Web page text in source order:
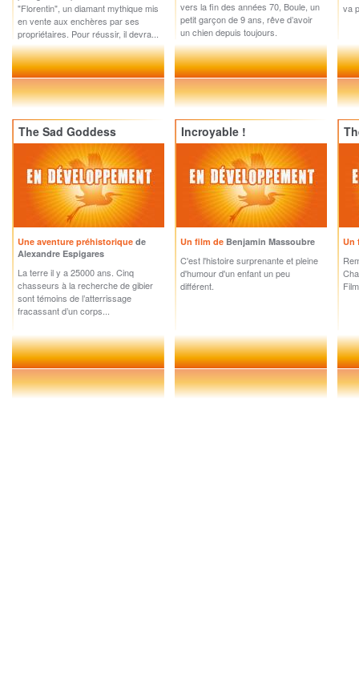
"Florentin", un diamant mythique mis
en vente aux enchères par ses
propriétaires. Pour réussir, il devra...
vers la fin des années 70, Boule, un
petit garçon de 9 ans, rêve d’avoir
un chien depuis toujours.
va
The Sad Goddess
Une aventure préhistoriquede
Alexandre Espigares
La terre il y a 25000 ans. Cinq
chasseurs à la recherche de gibier
sont témoins de l’atterrissage
fracassant d’un corps...
Incroyable !
Un film de Benjamin Massoubre
C'est l'histoire surprenante et pleine
d'humour d'un enfant un peu
différent.
Un